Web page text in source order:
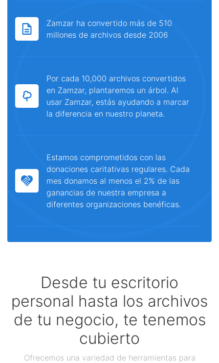
Zamzar ha convertido más de 510
millones de archivos desde 2006
Por cada 10,000 archivos convertidos
en Zamzar, plantaremos un árbol. Al
usar Zamzar, estás ayudando a marcar
la diferencia en nuestro planeta.
Estamos comprometidos con las
donaciones caritativas regulares. Cada
mes donamos al menos el 2% de las
ganancias de nuestra empresa a
diferentes organizaciones benéficas.
Desde tu escritorio
personal hasta los archivos
de tu negocio, te tenemos
cubierto
Ofrecemos una variedad de herramientas para